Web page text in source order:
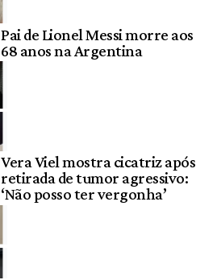
Pai de Lionel Messi morre aos
68 anos na Argentina
Vera Viel mostra cicatriz após
retirada de tumor agressivo:
‘Não posso ter vergonha’